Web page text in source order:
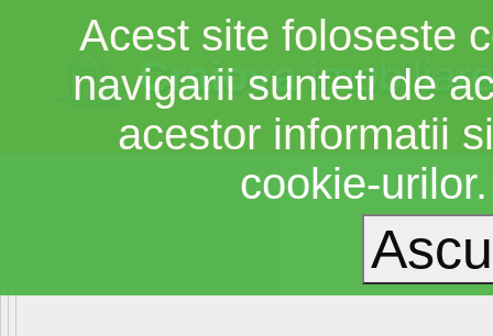
Craiova
Acest site foloseste
navigarii sunteti de
acestor informatii
cookie-